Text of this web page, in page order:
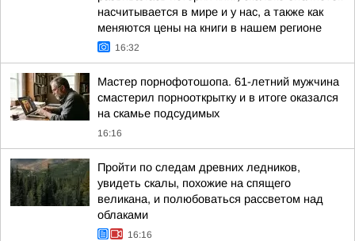
насчитывается в мире и у нас, а также как
меняются цены на книги в нашем регионе
16:32
Мастер порнофотошопа. 61-летний мужчина
смастерил порнооткрытку и в итоге оказался
на скамье подсудимых
16:16
Пройти по следам древних ледников,
увидеть скалы, похожие на спящего
великана, и полюбоваться рассветом над
облаками
16:16